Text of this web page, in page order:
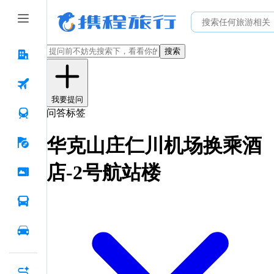
搜索
我要提问
问答标签
华克山庄仁川机场换乘酒
店-2号航站楼